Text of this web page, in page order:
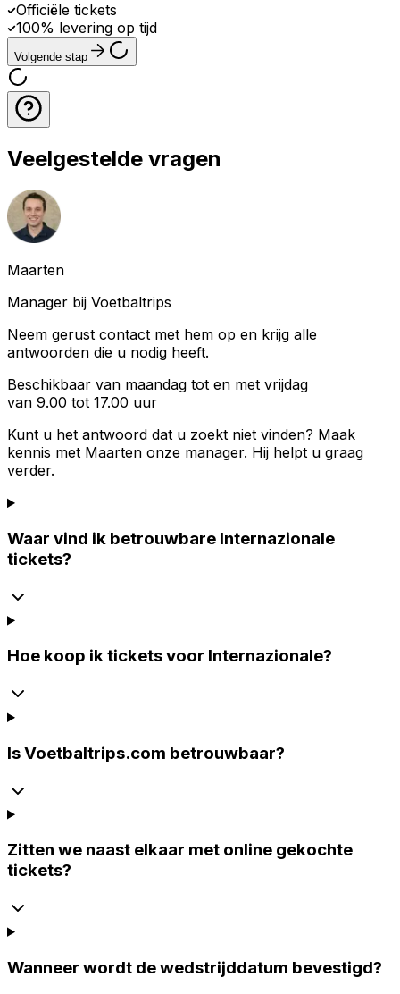
Officiële tickets
100% levering op tijd
Volgende stap
Veelgestelde vragen
Maarten
Manager bij Voetbaltrips
Neem gerust contact met hem op en krijg alle
antwoorden die u nodig heeft.
Beschikbaar van maandag tot en met vrijdag
van 9.00 tot 17.00 uur
Kunt u het antwoord dat u zoekt niet vinden? Maak
kennis met Maarten onze manager. Hij helpt u graag
verder.
Waar vind ik betrouwbare Internazionale
tickets?
Hoe koop ik tickets voor Internazionale?
Is Voetbaltrips.com betrouwbaar?
Zitten we naast elkaar met online gekochte
tickets?
Wanneer wordt de wedstrijddatum bevestigd?